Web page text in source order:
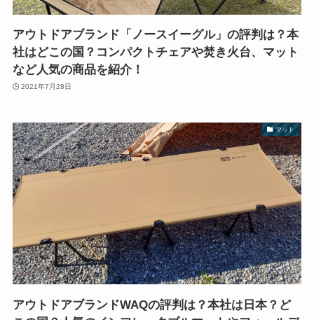
アウトドアブランド「ノースイーグル」の評判は？本
社はどこの国？コンパクトチェアや焚き火台、マット
など人気の商品を紹介！
2021年7月28日
マット
アウトドアブランドWAQの評判は？本社は日本？ど